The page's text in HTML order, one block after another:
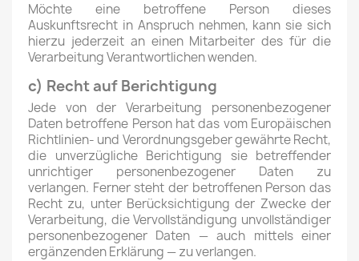
Möchte eine betroffene Person dieses
Auskunftsrecht in Anspruch nehmen, kann sie sich
hierzu jederzeit an einen Mitarbeiter des für die
Verarbeitung Verantwortlichen wenden.
c) Recht auf Berichtigung
Jede von der Verarbeitung personenbezogener
Daten betroffene Person hat das vom Europäischen
Richtlinien- und Verordnungsgeber gewährte Recht,
die unverzügliche Berichtigung sie betreffender
unrichtiger personenbezogener Daten zu
verlangen. Ferner steht der betroffenen Person das
Recht zu, unter Berücksichtigung der Zwecke der
Verarbeitung, die Vervollständigung unvollständiger
personenbezogener Daten — auch mittels einer
ergänzenden Erklärung — zu verlangen.